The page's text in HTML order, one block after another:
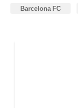
Barcelona FC